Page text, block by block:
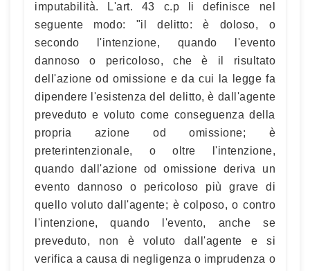
imputabilità. L'art. 43 c.p li definisce nel
seguente modo: "il delitto: è doloso, o
secondo l'intenzione, quando l'evento
dannoso o pericoloso, che è il risultato
dell'azione od omissione e da cui la legge fa
dipendere l'esistenza del delitto, è dall'agente
preveduto e voluto come conseguenza della
propria azione od omissione; è
preterintenzionale, o oltre l'intenzione,
quando dall'azione od omissione deriva un
evento dannoso o pericoloso più grave di
quello voluto dall'agente; è colposo, o contro
l'intenzione, quando l'evento, anche se
preveduto, non è voluto dall'agente e si
verifica a causa di negligenza o imprudenza o